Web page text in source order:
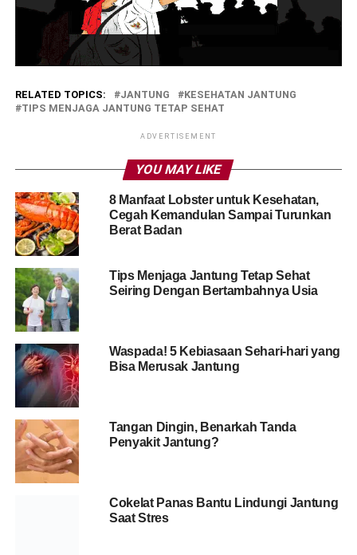
RELATED TOPICS: JANTUNG
KESEHATAN JANTUNG
TIPS MENJAGA JANTUNG TETAP SEHAT
ADVERTISEMENT
YOU MAY LIKE
8 Manfaat Lobster untuk Kesehatan,
Cegah Kemandulan Sampai Turunkan
Berat Badan
Tips Menjaga Jantung Tetap Sehat
Seiring Dengan Bertambahnya Usia
Waspada! 5 Kebiasaan Sehari-hari yang
Bisa Merusak Jantung
Tangan Dingin, Benarkah Tanda
Penyakit Jantung?
Cokelat Panas Bantu Lindungi Jantung
Saat Stres